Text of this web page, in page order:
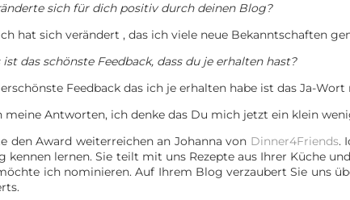
sich für dich positiv durch deinen Blog?
hat sich verändert , das ich viele neue Bekanntschaften
ist das schönste Feedback, dass du je erhalten hast?
Feedback das ich je erhalten habe ist das Ja-Wort
meine Antworten, ich denke das Du mich jetzt ein klein
den Award weiterreichen an Johanna von Dinner4Friends.
kennen lernen. Sie teilt mit uns Rezepte aus Ihrer Küche
ich nominieren. Auf Ihrem Blog verzaubert Sie uns